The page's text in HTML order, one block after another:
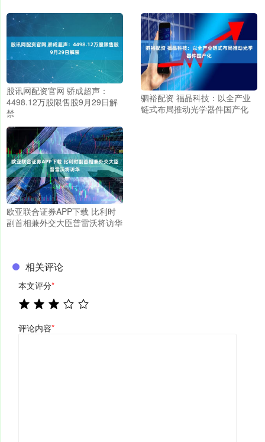
股讯网配资官网 骄成超声：
4498.12万股限售股9月29日解
禁
驷裕配资 福晶科技：以全产业
链式布局推动光学器件国产化
欧亚联合证券APP下载 比利时
副首相兼外交大臣普雷沃将访华
相关评论
本文评分*
评论内容*